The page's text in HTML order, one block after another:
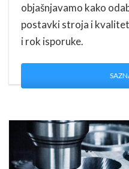
objašnjavamo kako
postavki stroja i
i rok isporuke.